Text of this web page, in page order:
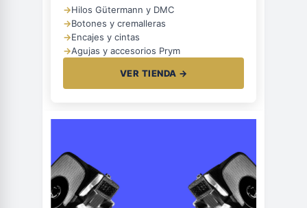
→Hilos Gütermann y DMC
→Botones y cremalleras
→Encajes y cintas
→Agujas y accesorios Prym
VER TIENDA →